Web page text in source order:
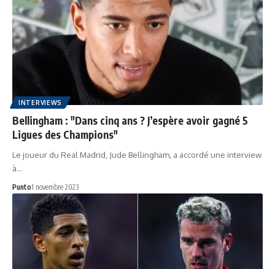
INTERVIEWS
Bellingham : "Dans cinq ans ? J’espère avoir gagné 5
Ligues des Champions"
Le joueur du Real Madrid, Jude Bellingham, a accordé une interview
à…
Punto1 novembre 2023